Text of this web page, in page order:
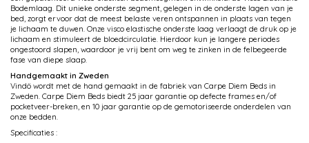
Bodemlaag. Dit unieke onderste segment, gelegen in de onderste lagen van je
bed, zorgt ervoor dat de meest belaste veren ontspannen in plaats van tegen
je lichaam te duwen. Onze visco elastische onderste laag verlaagt de druk op je
lichaam en stimuleert de bloedcirculatie. Hierdoor kun je langere periodes
ongestoord slapen, waardoor je vrij bent om weg te zinken in de felbegeerde
fase van diepe slaap.
Handgemaakt in Zweden
Vindö wordt met de hand gemaakt in de fabriek van Carpe Diem Beds in
Zweden. Carpe Diem Beds biedt 25 jaar garantie op defecte frames en/of
pocketveer-breken, en 10 jaar garantie op de gemotoriseerde onderdelen van
onze bedden.
Specificaties :